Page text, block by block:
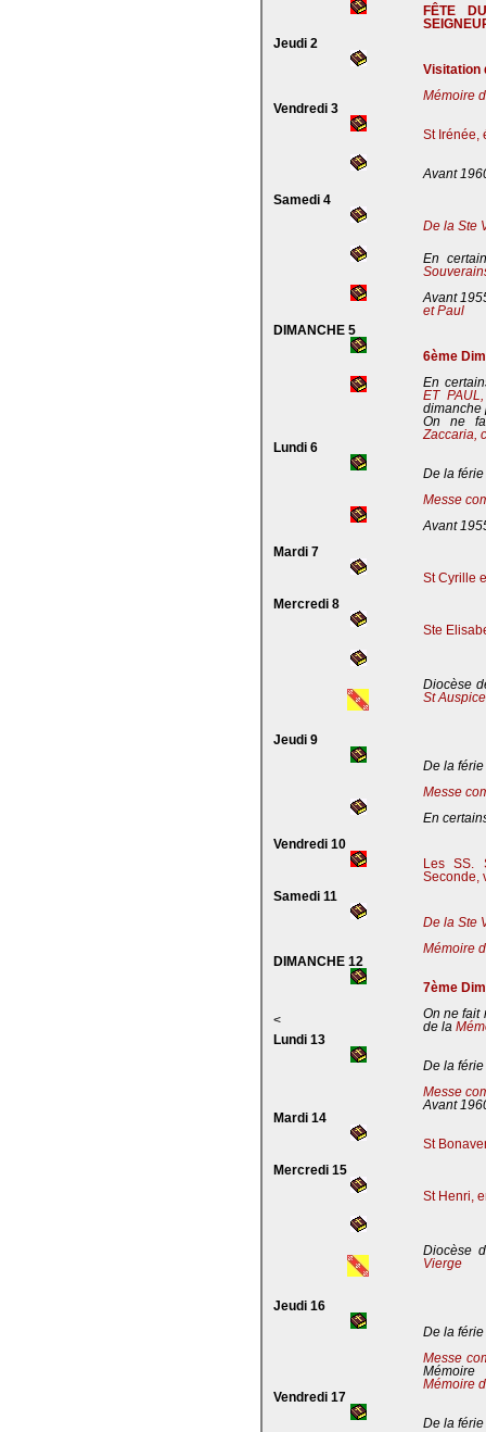
FÊTE
Jeudi 2
Visitation
Mémoire
Vendredi 3
St Irénée,
Avant
Samedi 4
De la Ste
En
Avant
et Paul
DIMANCHE 5
6ème
En
ET
dimanche
On ne
Zaccaria,
Lundi 6
De la férie
Messe
Avant
Mardi 7
St Cyrille
Mercredi 8
Ste
Diocèse
St
Jeudi 9
De la férie
Messe
En
Vendredi 10
Les SS.
Seconde,
Samedi 11
De la Ste
Mémoire
DIMANCHE 12
7ème
<
On ne fait
de la
Lundi 13
De la férie
Messe
Avant
Mardi 14
St
Mercredi 15
St Henri,
Diocèse
Vierge
Jeudi 16
De la férie
Messe
Mémoire
Mémoire
Vendredi 17
De la férie